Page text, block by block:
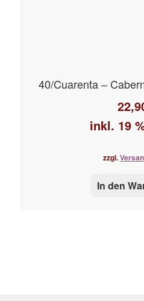
40/Cuarenta –
inkl. 19
zzgl.
In den